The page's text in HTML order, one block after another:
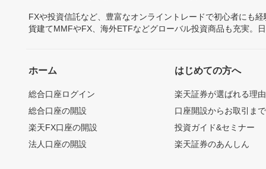
FXや投資信託など、豊富なオンライントレードで初心者にも
貨建てMMFやFX、海外ETFなどグローバル投資商品も充実。
ホーム
総合口座ログイン
総合口座の開設
楽天FX口座の開設
法人口座の開設
はじめての方へ
楽天証券が選ばれる理由
口座開設からお取引ま
投資ガイド&セミナー
楽天証券のあんしん